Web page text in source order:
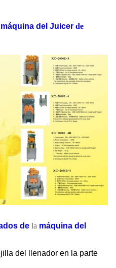
máquina del Juicer de
de la máquina del
del llenador en la parte